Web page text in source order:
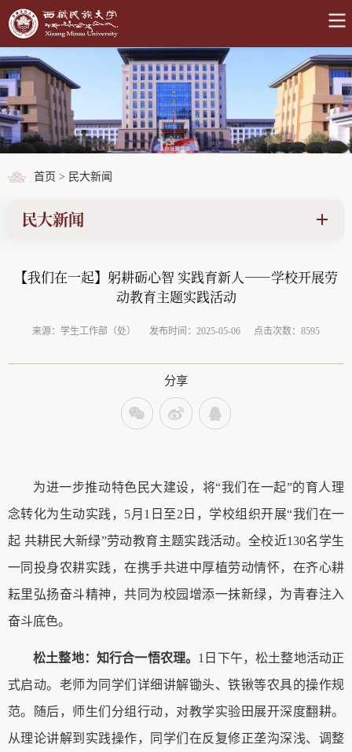
首页 > 民大新闻
民大新闻
【我们在一起】躬耕砺心智 实践育新人——学校开展劳
动教育主题实践活动
来源：学生工作部（处） 发布时间：2025-05-06 点击次数：8595
分享
为进一步推动特色民大建设，将“我们在一起”的育人理
念转化为生动实践 ， 5月1日至2日， 学校组织开展“我们在一
起 共耕民大新绿”劳动教育主题实践活动。 全校近130名学生
一同投身农耕实践，在携手共进中厚植劳动情怀，在齐心耕
耘里弘扬奋斗精神，共同为校园增添一抹新绿，为青春注入
奋斗底色。
松土整地：知行合一悟农理。 1日 下午，松土整地活动正
式启动。 老师为 同学们详细讲解锄头、铁锹等农具的操作规
范。 随后， 师生们 分组行动，对教学实验田展开深度翻耕。
从理论讲解到实践操作，
同学们 在反复修正垄沟深浅、调整